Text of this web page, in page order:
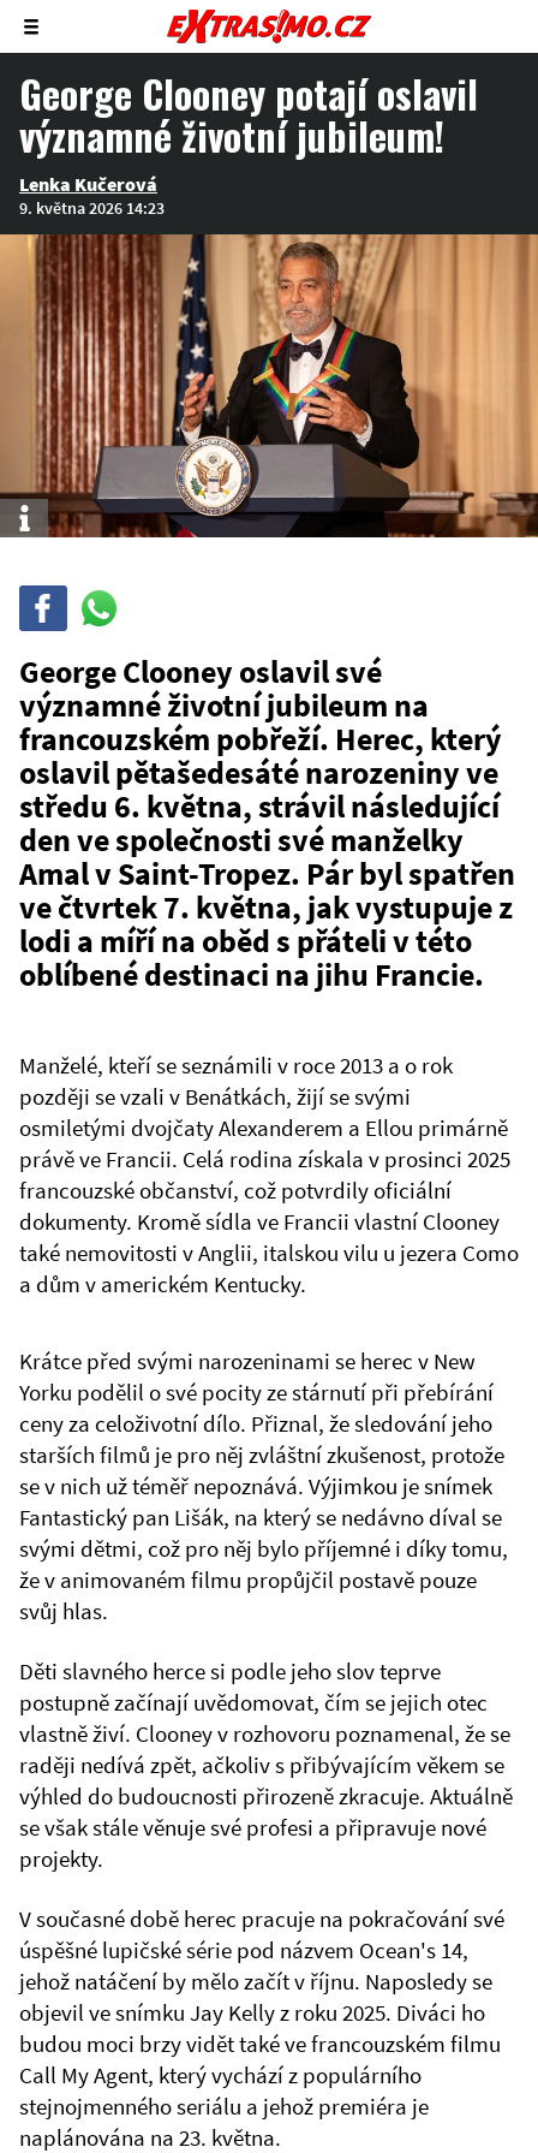
Zobrazit/skrýt
menu
George Clooney potají oslavil
významné životní jubileum!
Lenka Kučerová
9. května 2026 14:23
Info
Sdílej
WhatsAppu
George Clooney oslavil své
významné životní jubileum na
francouzském pobřeží. Herec, který
oslavil pětašedesáté narozeniny ve
středu 6. května, strávil následující
den ve společnosti své manželky
Amal v Saint-Tropez. Pár byl spatřen
ve čtvrtek 7. května, jak vystupuje z
lodi a míří na oběd s přáteli v této
oblíbené destinaci na jihu Francie.
Manželé, kteří se seznámili v roce 2013 a o rok
později se vzali v Benátkách, žijí se svými
osmiletými dvojčaty Alexanderem a Ellou primárně
právě ve Francii. Celá rodina získala v prosinci 2025
francouzské občanství, což potvrdily oficiální
dokumenty. Kromě sídla ve Francii vlastní Clooney
také nemovitosti v Anglii, italskou vilu u jezera Como
a dům v americkém Kentucky.
Krátce před svými narozeninami se herec v New
Yorku podělil o své pocity ze stárnutí při přebírání
ceny za celoživotní dílo. Přiznal, že sledování jeho
starších filmů je pro něj zvláštní zkušenost, protože
se v nich už téměř nepoznává. Výjimkou je snímek
Fantastický pan Lišák, na který se nedávno díval se
svými dětmi, což pro něj bylo příjemné i díky tomu,
že v animovaném filmu propůjčil postavě pouze
svůj hlas.
Děti slavného herce si podle jeho slov teprve
postupně začínají uvědomovat, čím se jejich otec
vlastně živí. Clooney v rozhovoru poznamenal, že se
raději nedívá zpět, ačkoliv s přibývajícím věkem se
výhled do budoucnosti přirozeně zkracuje. Aktuálně
se však stále věnuje své profesi a připravuje nové
projekty.
V současné době herec pracuje na pokračování své
úspěšné lupičské série pod názvem Ocean's 14,
jehož natáčení by mělo začít v říjnu. Naposledy se
objevil ve snímku Jay Kelly z roku 2025. Diváci ho
budou moci brzy vidět také ve francouzském filmu
Call My Agent, který vychází z populárního
stejnojmenného seriálu a jehož premiéra je
naplánována na 23. května.